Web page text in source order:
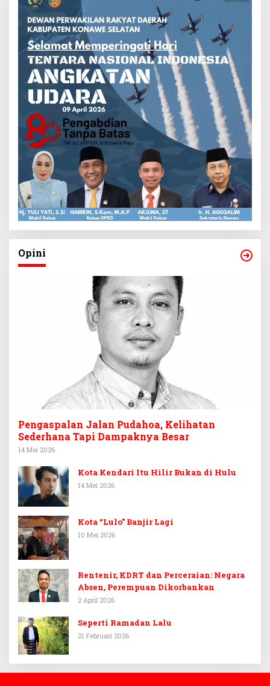
Opini
Pengaspalan Jalan Pudahoa, Kelihatan
Sederhana Tapi Dampaknya Besar
14 Mei 2026
Kota Kendari Itu Hilir Bukan di Hulu
14 Mei 2026
Kota “Lulo” Banjir Lagi
10 Mei 2026
Rentenir, KDRT dan Perceraian: Negara
Absen, Perempuan Dikorbankan
2 April 2026
Seperti Ramadan Lalu
21 Februari 2026